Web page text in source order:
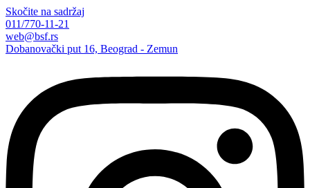
Skočite na sadržaj
011/770-11-21
web@bsf.rs
Dobanovački put 16, Beograd - Zemun